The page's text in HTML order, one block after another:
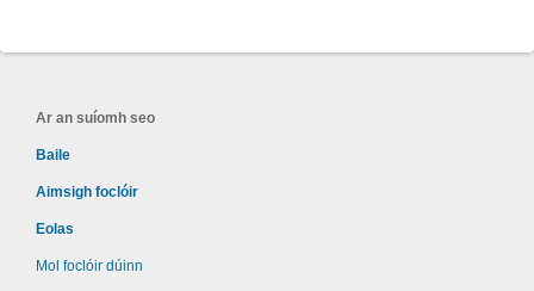
Ar an suíomh seo
Baile
Aimsigh foclóir
Eolas
Mol foclóir dúinn